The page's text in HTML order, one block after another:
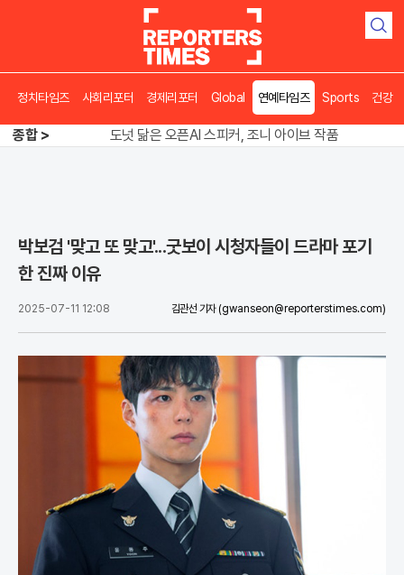
검
정치타임즈 사회리포터 경제리포터 Global 연예타임즈 Sports 건강
종합 >
송영길 인천서 반전 노려, 2주차 경선 요동
도넛 닮은 오픈AI 스피커, 조니 아이브 작품
박보검 '맞고 또 맞고'...굿보이 시청자들이 드라마 포기
한 진짜 이유
2025-07-11 12:08 김관선 기자 (gwanseon@reporterstimes.com)